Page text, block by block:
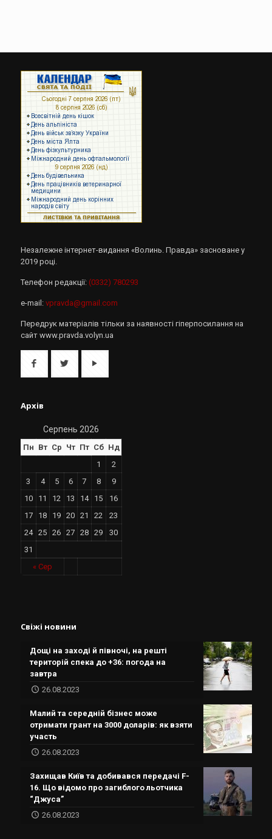
Незалежне інтернет-видання «Волинь. Правда» засноване у
2019 році.
Телефон редакції: (0332) 780293
e-mail: vpravda@gmail.com
Передрук матеріалів тільки за наявності гіперпосилання на
сайт www.pravda.volyn.ua
Архів
Серпень 2026
Пн Вт Ср Чт Пт Сб Нд
« Сер
1
2
3
4 5 6 7 8
9
10
11 12 13 14 15
16
17
18 19 20 21 22
23
24
25 26 27 28 29
30
31
Свіжі новини
Дощі на заході й півночі, на решті
територій спека до +36: погода на
завтра
26.08.2023
Малий та середній бізнес може
отримати грант на 3000 доларів: як взяти
участь
26.08.2023
Захищав Київ та добивався передачі F-
16. Що відомо про загиблого льотчика
“Джуса”
26.08.2023